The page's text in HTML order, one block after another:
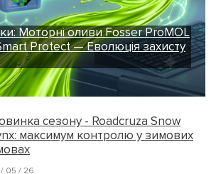
Моторні оливи Fosser ProMOL
Protect — Еволюція захисту
сезону - Roadcruza Snow
максимум контролю у зимових
/ 05 / 26